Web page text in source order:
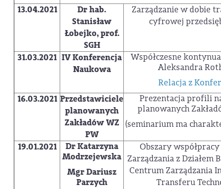
13.04.2021
Dr hab.
Stanisław
Łobejko, prof.
SGH
Zarządzanie w dobie
cyfrowej
31.03.2021 IV Konferencja
Naukowa
Współczesne
Aleksandra
Relacja z
16.03.2021 Przedstawiciele
planowanych
Zakładów WZ
PW
Prezentacja profili
planowanych
(seminarium ma
19.01.2021
Dr Katarzyna
Modrzejewska
Mgr Dariusz
Parzych
Obszary
Zarządzania z Działem
Centrum Zarządzania
Transferu